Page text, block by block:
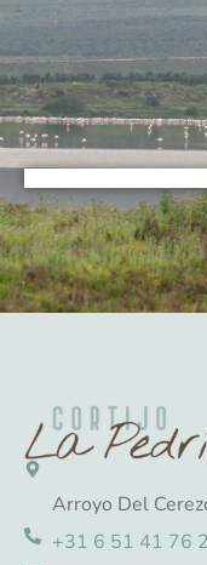
Arroyo Del
+31 6 51 41 76